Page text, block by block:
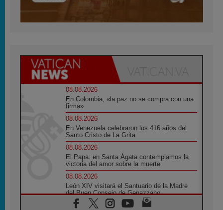
08.08.2026
En Colombia, «la paz no se compra con una
firma»
08.08.2026
En Venezuela celebraron los 416 años del
Santo Cristo de La Grita
08.08.2026
El Papa: en Santa Ágata contemplamos la
victoria del amor sobre la muerte
08.08.2026
León XIV visitará el Santuario de la Madre
del Buen Consejo de Genazzano
07.08.2026